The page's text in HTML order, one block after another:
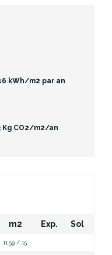
kWh/m2 par an
Kg CO2/m2/an
m2 Exp. Sol
11.59 / 15.